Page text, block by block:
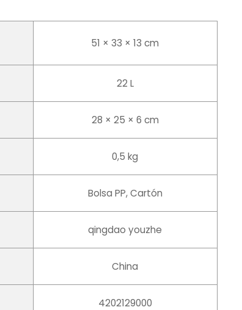
51 × 33 × 13 cm
22 L
28 × 25 × 6 cm
0,5 kg
Bolsa PP, Cartón
qingdao youzhe
China
4202129000